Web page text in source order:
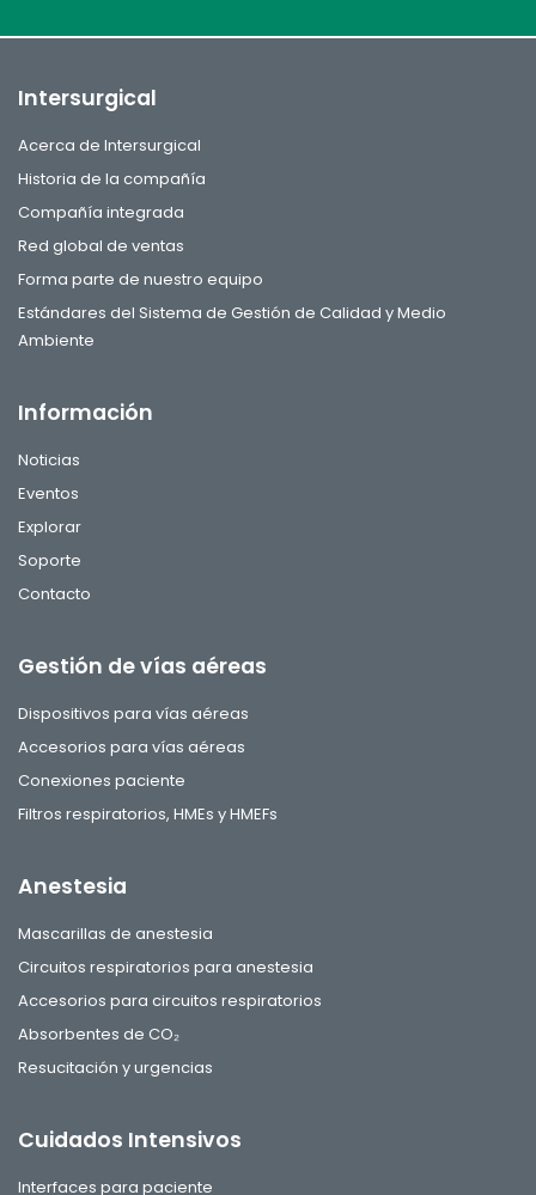
Intersurgical
Acerca de Intersurgical
Historia de la compañía
Compañía integrada
Red global de ventas
Forma parte de nuestro equipo
Estándares del Sistema de Gestión de Calidad y Medio
Ambiente
Información
Noticias
Eventos
Explorar
Soporte
Contacto
Gestión de vías aéreas
Dispositivos para vías aéreas
Accesorios para vías aéreas
Conexiones paciente
Filtros respiratorios, HMEs y HMEFs
Anestesia
Mascarillas de anestesia
Circuitos respiratorios para anestesia
Accesorios para circuitos respiratorios
Absorbentes de CO₂
Resucitación y urgencias
Cuidados Intensivos
Interfaces para paciente